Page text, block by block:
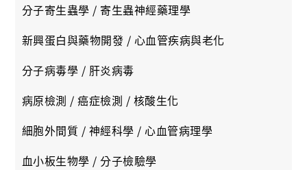
分子寄生蟲學 / 寄生蟲神經藥理學
新興蛋白與藥物開發 / 心血管疾病與老化
分子病毒學 / 肝炎病毒
病原檢測 / 癌症檢測 / 核酸生化
細胞外間質 / 神經科學 / 心血管病理學
血小板生物學 / 分子檢驗學